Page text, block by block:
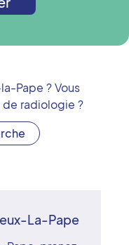
Pape ? Vous
de radiologie ?
La-Pape